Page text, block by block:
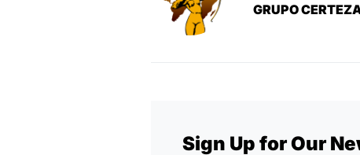
GRUPO
Sign Up for Our